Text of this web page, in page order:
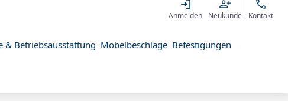
Anmelden Neukunde Kontakt
& Betriebsausstattung Möbelbeschläge Befestigungen